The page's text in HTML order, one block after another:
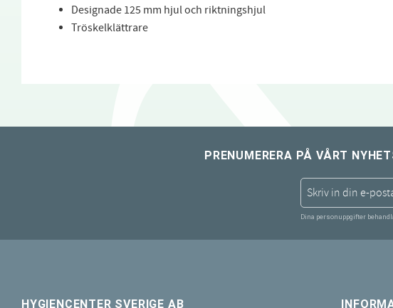
Designade 125 mm hjul och riktningshjul
Tröskelklättrare
PRENUMERERA PÅ VÅRT
Dina personuppgifter
HYGIENCENTER SVERIGE AB